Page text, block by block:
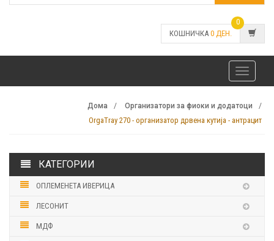
КОШНИЧКА 0 ДЕН.
0
Toggle
navigation
Дома Организатори за фиоки и додатоци
OrgaTray 270 - организатор дрвена кутија - антрацит
КАТЕГОРИИ
ОПЛЕМЕНЕТА ИВЕРИЦА
ЛЕСОНИТ
МДФ